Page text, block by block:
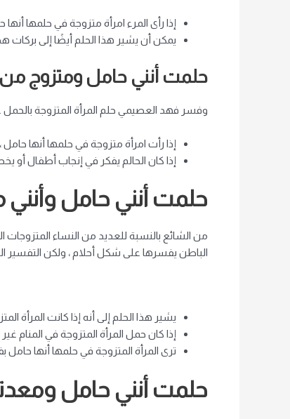
إذا رأى المرء امرأة متزوجة في حلمها
يمكن أن يشير هذا الحلم أيضًا إلى بركات
حلمت أنني حامل ومتزوج
وفسر فهد العصيمي حلم المرأة المتزوجة بالحمل
إذا رأت امرأة متزوجة في حلمها أنها
إذا كان الحالم يفكر في إنجاب أطفال أو
حلمت أنني حامل
من الشائع بالنسبة للعديد من النساء
الباطن يفسرها على شكل أحلام ، ولكن التفسير
يشير هذا الحلم إلى أنه إذا كانت المرأة
إذا كان حمل المرأة المتزوجة في المنام
ترى المرأة المتزوجة في حلمها أنها حامل
حلمت أنني حامل